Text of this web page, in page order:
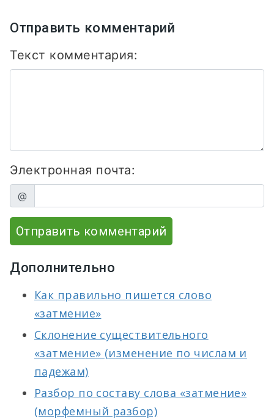
Отправить комментарий
Текст комментария:
Электронная почта:
@
Отправить комментарий
Дополнительно
Как правильно пишется слово
«затмение»
Склонение существительного
«затмение» (изменение по числам и
падежам)
Разбор по составу слова «затмение»
(морфемный разбор)